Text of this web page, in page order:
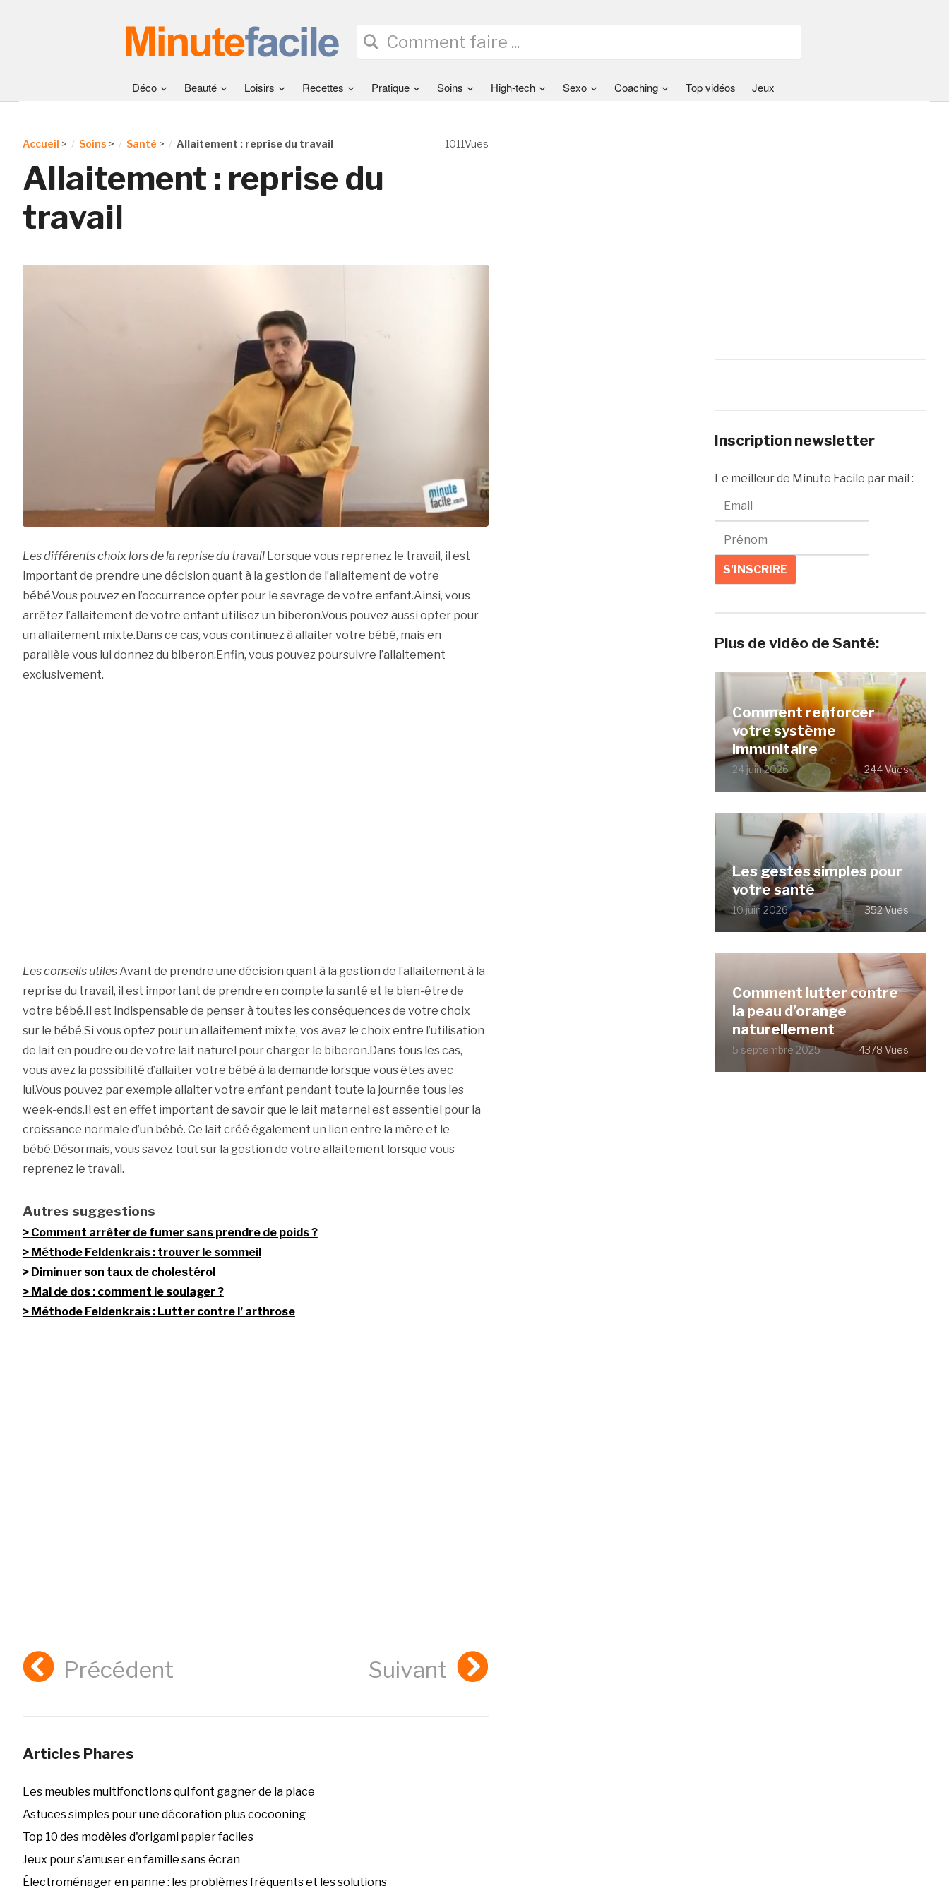
Déco Beauté Loisirs Recettes Pratique Soins High-tech Sexo Coaching Top vidéos Jeux
1011Vues
Accueil > Soins > Santé > Allaitement : reprise du travail
Allaitement : reprise du
travail
Les différents choix lors de la reprise du travailLorsque vous reprenez le travail, il est
important de prendre une décision quant à la gestion de l’allaitement de votre
bébé.Vous pouvez en l’occurrence opter pour le sevrage de votre enfant.Ainsi, vous
arrêtez l’allaitement de votre enfant utilisez un biberon.Vous pouvez aussi opter pour
un allaitement mixte.Dans ce cas, vous continuez à allaiter votre bébé, mais en
parallèle vous lui donnez du biberon.Enfin, vous pouvez poursuivre l’allaitement
exclusivement.
Les conseils utilesAvant de prendre une décision quant à la gestion de l’allaitement à la
reprise du travail, il est important de prendre en compte la santé et le bien-être de
votre bébé.Il est indispensable de penser à toutes les conséquences de votre choix
sur le bébé.Si vous optez pour un allaitement mixte, vos avez le choix entre l’utilisation
de lait en poudre ou de votre lait naturel pour charger le biberon.Dans tous les cas,
vous avez la possibilité d’allaiter votre bébé à la demande lorsque vous êtes avec
lui.Vous pouvez par exemple allaiter votre enfant pendant toute la journée tous les
week-ends.Il est en effet important de savoir que le lait maternel est essentiel pour la
croissance normale d’un bébé. Ce lait créé également un lien entre la mère et le
bébé.Désormais, vous savez tout sur la gestion de votre allaitement lorsque vous
reprenez le travail.
Autres suggestions
Comment arrêter de fumer sans prendre de poids ?
Méthode Feldenkrais : trouver le sommeil
Diminuer son taux de cholestérol
Mal de dos : comment le soulager ?
Méthode Feldenkrais : Lutter contre l’ arthrose
Précédent Suivant
Articles Phares
Les meubles multifonctions qui font gagner de la place
Astuces simples pour une décoration plus cocooning
Top 10 des modèles d'origami papier faciles
Jeux pour s’amuser en famille sans écran
Électroménager en panne : les problèmes fréquents et les solutions
Inscription newsletter
Le meilleur de Minute Facile par mail :
Plus de vidéo de Santé:
Comment renforcer
votre système
immunitaire
24 juin 2026 244 Vues
Les gestes simples pour
votre santé
10 juin 2026 352 Vues
Comment lutter contre
la peau d’orange
naturellement
5 septembre 2025 4378 Vues